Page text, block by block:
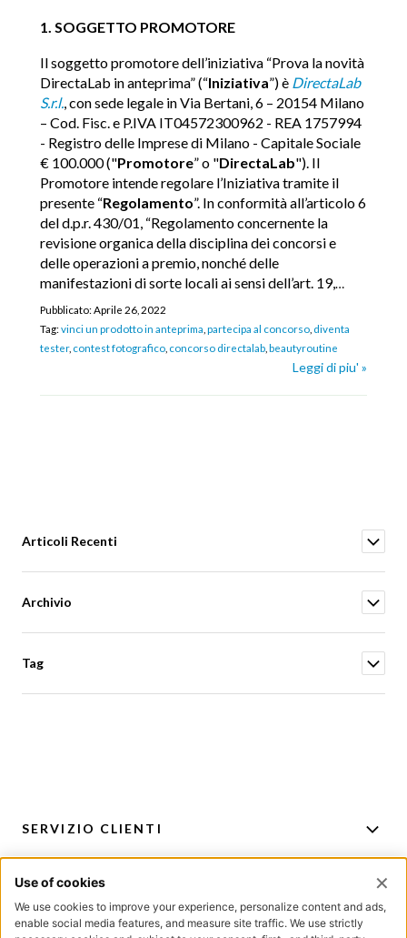
1. SOGGETTO PROMOTORE
Il soggetto promotore dell’iniziativa “Prova la novità
DirectaLab in anteprima” (“Iniziativa”) è DirectaLab
S.r.l. , con sede legale in Via Bertani, 6 – 20154 Milano
– Cod. Fisc. e P.IVA IT04572300962 - REA 1757994
- Registro delle Imprese di Milano - Capitale Sociale
€ 100.000 ("Promotore” o "DirectaLab"). Il
Promotore intende regolare l’Iniziativa tramite il
presente “Regolamento”. In conformità all’articolo 6
del d.p.r. 430/01, “Regolamento concernente la
revisione organica della disciplina dei concorsi e
delle operazioni a premio, nonché delle
manifestazioni di sorte locali ai sensi dell’art. 19,…
Pubblicato: Aprile 26, 2022
Tag:vinci un prodotto in anteprima partecipa al concorso diventa
tester, contest fotografico concorso directalab beautyroutine
Leggi di piu' »
Articoli Recenti
Archivio
Tag
SERVIZIO CLIENTI